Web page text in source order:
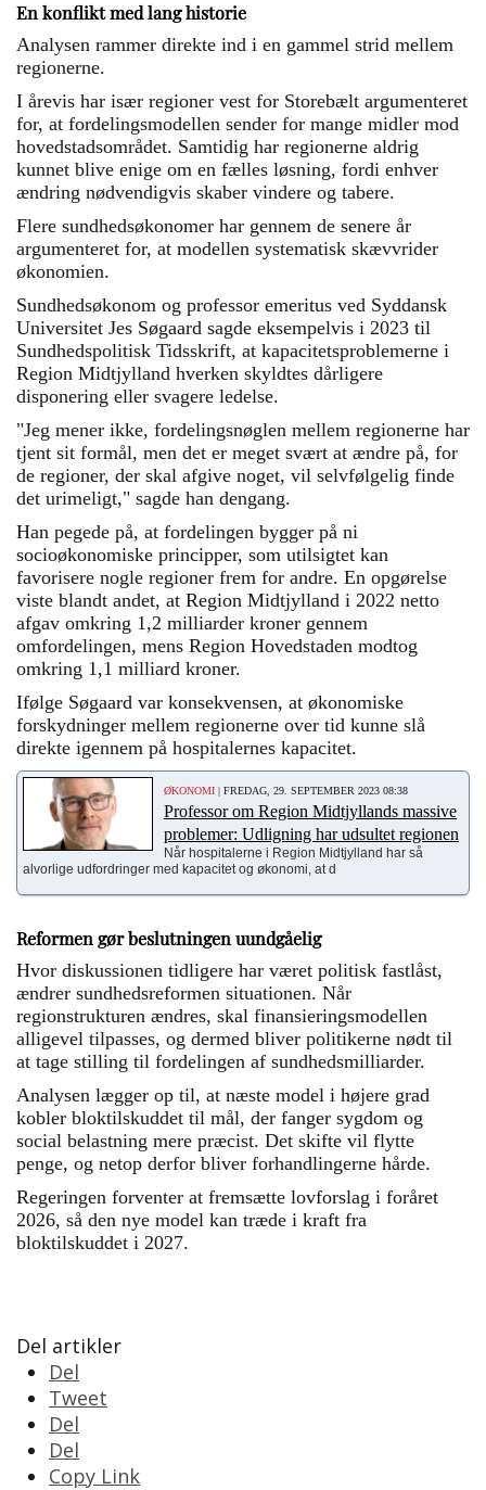
En konflikt med lang historie
Analysen rammer direkte ind i en gammel strid mellem
regionerne.
I årevis har især regioner vest for Storebælt argumenteret
for, at fordelingsmodellen sender for mange midler mod
hovedstadsområdet. Samtidig har regionerne aldrig
kunnet blive enige om en fælles løsning, fordi enhver
ændring nødvendigvis skaber vindere og tabere.
Flere sundhedsøkonomer har gennem de senere år
argumenteret for, at modellen systematisk skævvrider
økonomien.
Sundhedsøkonom og professor emeritus ved Syddansk
Universitet Jes Søgaard sagde eksempelvis i 2023 til
Sundhedspolitisk Tidsskrift, at kapacitetsproblemerne i
Region Midtjylland hverken skyldtes dårligere
disponering eller svagere ledelse.
"Jeg mener ikke, fordelingsnøglen mellem regionerne har
tjent sit formål, men det er meget svært at ændre på, for
de regioner, der skal afgive noget, vil selvfølgelig finde
det urimeligt," sagde han dengang.
Han pegede på, at fordelingen bygger på ni
socioøkonomiske principper, som utilsigtet kan
favorisere nogle regioner frem for andre. En opgørelse
viste blandt andet, at Region Midtjylland i 2022 netto
afgav omkring 1,2 milliarder kroner gennem
omfordelingen, mens Region Hovedstaden modtog
omkring 1,1 milliard kroner.
Ifølge Søgaard var konsekvensen, at økonomiske
forskydninger mellem regionerne over tid kunne slå
direkte igennem på hospitalernes kapacitet.
ØKONOMI | FREDAG, 29. SEPTEMBER 2023 08:38
Professor om Region Midtjyllands massive
problemer: Udligning har udsultet regionen
Når hospitalerne i Region Midtjylland har så
alvorlige udfordringer med kapacitet og økonomi, at d
Reformen gør beslutningen uundgåelig
Hvor diskussionen tidligere har været politisk fastlåst,
ændrer sundhedsreformen situationen. Når
regionstrukturen ændres, skal finansieringsmodellen
alligevel tilpasses, og dermed bliver politikerne nødt til
at tage stilling til fordelingen af sundhedsmilliarder.
Analysen lægger op til, at næste model i højere grad
kobler bloktilskuddet til mål, der fanger sygdom og
social belastning mere præcist. Det skifte vil flytte
penge, og netop derfor bliver forhandlingerne hårde.
Regeringen forventer at fremsætte lovforslag i foråret
2026, så den nye model kan træde i kraft fra
bloktilskuddet i 2027.
Del artikler
Del
Tweet
Del
Del
Copy Link